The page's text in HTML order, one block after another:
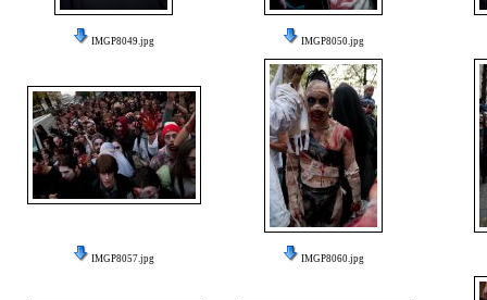
IMGP8049.jpg IMGP8050.jpg
IMGP8057.jpg IMGP8060.jpg